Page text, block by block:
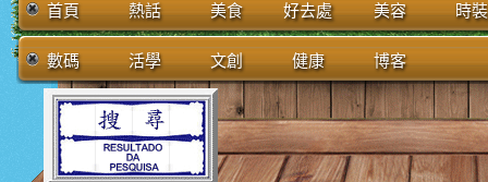
首頁 熱話 美食 好去處 美容 時裝
數碼 活學 文創 健康 博客